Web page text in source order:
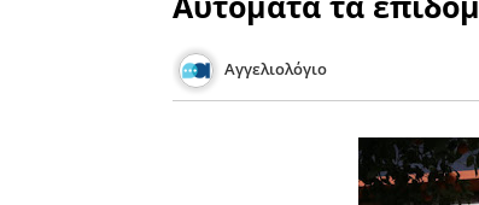
Αγγελιολόγιο